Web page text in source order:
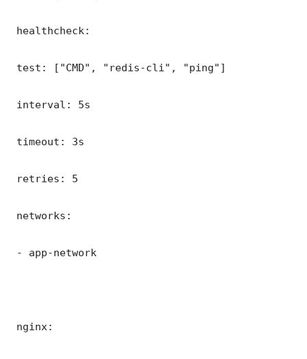
healthcheck:
test: ["CMD", "redis-cli", "ping"]
interval: 5s
timeout: 3s
retries: 5
networks:
- app-network
nginx: